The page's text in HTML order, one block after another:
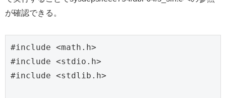
が確認できる。
#include <math.h>
#include <stdio.h>
#include <stdlib.h>